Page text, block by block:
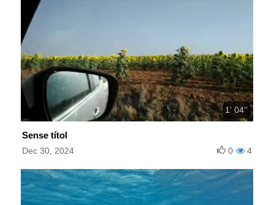
1' 04''
Sense títol
Dec 30, 2024 4
0